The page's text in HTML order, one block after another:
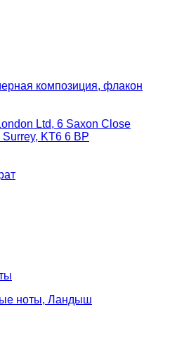
композиция, флакон
Ltd, 6 Saxon Close
KT6 6 BP
ноты, Ландыш